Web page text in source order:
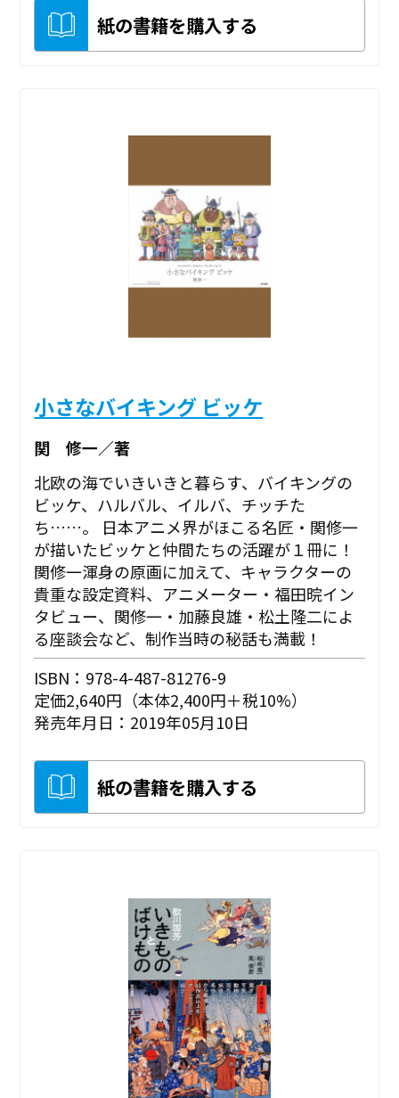
紙の書籍を購入する
小さなバイキング ビッケ
関 修一／著
北欧の海でいきいきと暮らす、バイキングの
ビッケ、ハルバル、イルバ、チッチた
ち……。 日本アニメ界がほこる名匠・関修一
が描いたビッケと仲間たちの活躍が１冊に！
関修一渾身の原画に加えて、キャラクターの
貴重な設定資料、アニメーター・福田晥イン
タビュー、関修一・加藤良雄・松土隆二によ
る座談会など、制作当時の秘話も満載！
ISBN：978-4-487-81276-9
定価2,640円（本体2,400円＋税10%）
発売年月日：2019年05月10日
紙の書籍を購入する